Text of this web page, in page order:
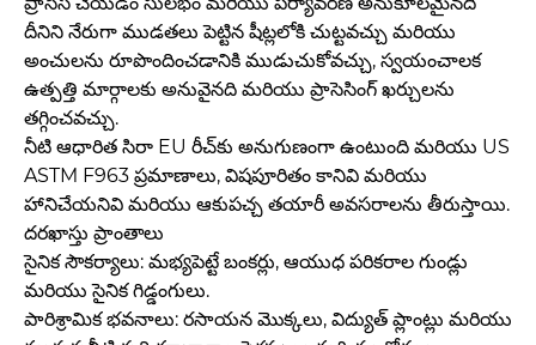
దీనిని నేరుగా ముడతలు పెట్టిన షీట్లలోకి చుట్టవచ్చు మరియు
అంచులను రూపొందించడానికి ముడుచుకోవచ్చు, స్వయంచాలక
ఉత్పత్తి మార్గాలకు అనువైనది మరియు ప్రాసెసింగ్ ఖర్చులను
తగ్గించవచ్చు.
నీటి ఆధారిత సిరా EU రీచ్‌కు అనుగుణంగా ఉంటుంది మరియు US
ASTM F963 ప్రమాణాలు, విషపూరితం కానివి మరియు
హానిచేయనివి మరియు ఆకుపచ్చ తయారీ అవసరాలను తీరుస్తాయి.
దరఖాస్తు ప్రాంతాలు
సైనిక సౌకర్యాలు: మభ్యపెట్టే బంకర్లు, ఆయుధ పరికరాల గుండ్లు
మరియు సైనిక గిడ్డంగులు.
పారిశ్రామిక భవనాలు: రసాయన మొక్కలు, విద్యుత్ ప్లాంట్లు మరియు